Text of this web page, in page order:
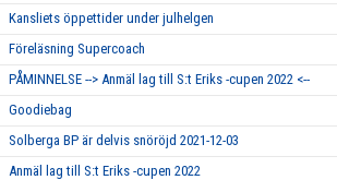
Kansliets öppettider under julhelgen
Föreläsning Supercoach
PÅMINNELSE --> Anmäl lag till S:t Eriks -cupen 2022 <--
Goodiebag
Solberga BP är delvis snöröjd 2021-12-03
Anmäl lag till S:t Eriks -cupen 2022